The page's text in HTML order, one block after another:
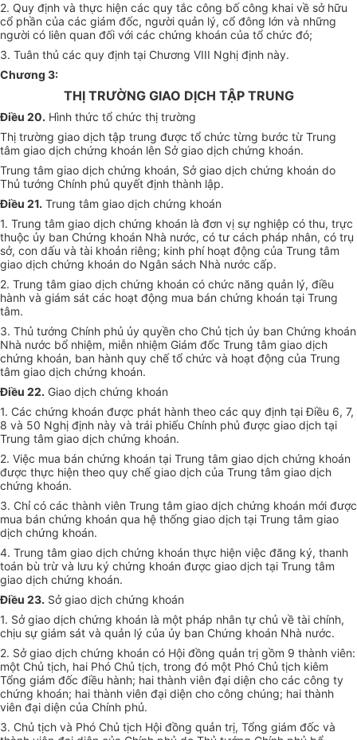
2. Quy định và thực hiện các quy tắc công bố công khai về sở hữu
cổ phần của các giám đốc, người quản lý, cổ đông lớn và những
người có liên quan đối với các chứng khoán của tổ chức đó;
3. Tuân thủ các quy định tại Chương VIII Nghị định này.
Chương 3:
THỊ TRƯỜNG GIAO DỊCH TẬP TRUNG
Điều 20. Hình thức tổ chức thị trường
Thị trường giao dịch tập trung được tổ chức từng bước từ Trung
tâm giao dịch chứng khoán lên Sở giao dịch chứng khoán.
Trung tâm giao dịch chứng khoán, Sở giao dịch chứng khoán do
Thủ tướng Chính phủ quyết định thành lập.
Điều 21. Trung tâm giao dịch chứng khoán
1. Trung tâm giao dịch chứng khoán là đơn vị sự nghiệp có thu, trực
thuộc ủy ban Chứng khoán Nhà nước, có tư cách pháp nhân, có trụ
sở, con dấu và tài khoản riêng; kinh phí hoạt động của Trung tâm
giao dịch chứng khoán do Ngân sách Nhà nước cấp.
2. Trung tâm giao dịch chứng khoán có chức năng quản lý, điều
hành và giám sát các hoạt động mua bán chứng khoán tại Trung
tâm.
3. Thủ tướng Chính phủ ủy quyền cho Chủ tịch ủy ban Chứng khoán
Nhà nước bổ nhiệm, miễn nhiệm Giám đốc Trung tâm giao dịch
chứng khoán, ban hành quy chế tổ chức và hoạt động của Trung
tâm giao dịch chứng khoán.
Điều 22. Giao dịch chứng khoán
1. Các chứng khoán được phát hành theo các quy định tại Điều 6, 7,
8 và 50 Nghị định này và trái phiếu Chính phủ được giao dịch tại
Trung tâm giao dịch chứng khoán.
2. Việc mua bán chứng khoán tại Trung tâm giao dịch chứng khoán
được thực hiện theo quy chế giao dịch của Trung tâm giao dịch
chứng khoán.
3. Chỉ có các thành viên Trung tâm giao dịch chứng khoán mới được
mua bán chứng khoán qua hệ thống giao dịch tại Trung tâm giao
dịch chứng khoán.
4. Trung tâm giao dịch chứng khoán thực hiện việc đăng ký, thanh
toán bù trừ và lưu ký chứng khoán được giao dịch tại Trung tâm
giao dịch chứng khoán.
Điều 23. Sở giao dịch chứng khoán
1. Sở giao dịch chứng khoán là một pháp nhân tự chủ về tài chính,
chịu sự giám sát và quản lý của ủy ban Chứng khoán Nhà nước.
2. Sở giao dịch chứng khoán có Hội đồng quản trị gồm 9 thành viên:
một Chủ tịch, hai Phó Chủ tịch, trong đó một Phó Chủ tịch kiêm
Tổng giám đốc điều hành; hai thành viên đại diện cho các công ty
chứng khoán; hai thành viên đại diện cho công chúng; hai thành
viên đại diện của Chính phủ.
3. Chủ tịch và Phó Chủ tịch Hội đồng quản trị, Tổng giám đốc và